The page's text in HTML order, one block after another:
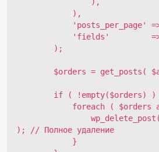
); // Полное удаление